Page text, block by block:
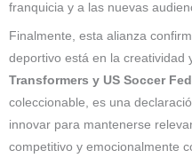
franquicia y a las nuevas
Finalmente, esta alianza
deportivo está en la creatividad
Transformers y US Soccer
coleccionable, es una
innovar para mantenerse
competitivo y emocionalmente